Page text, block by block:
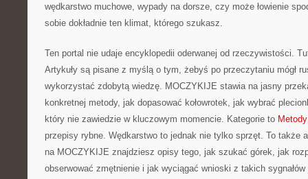
wędkarstwo muchowe, wypady na dorsze, czy może łowienie
sobie dokładnie ten klimat, którego szukasz.
Ten portal nie udaje encyklopedii oderwanej od rzeczywistości.
Artykuły są pisane z myślą o tym, żebyś po przeczytaniu mógł
wykorzystać zdobytą wiedzę. MOCZYKIJE stawia na jasny
konkretnej metody, jak dopasować kołowrotek, jak wybrać
który nie zawiedzie w kluczowym momencie. Kategorie to
przepisy rybne. Wędkarstwo to jednak nie tylko sprzęt. To także
na MOCZYKIJE znajdziesz opisy tego, jak szukać górek, jak
obserwować zmętnienie i jak wyciągać wnioski z takich